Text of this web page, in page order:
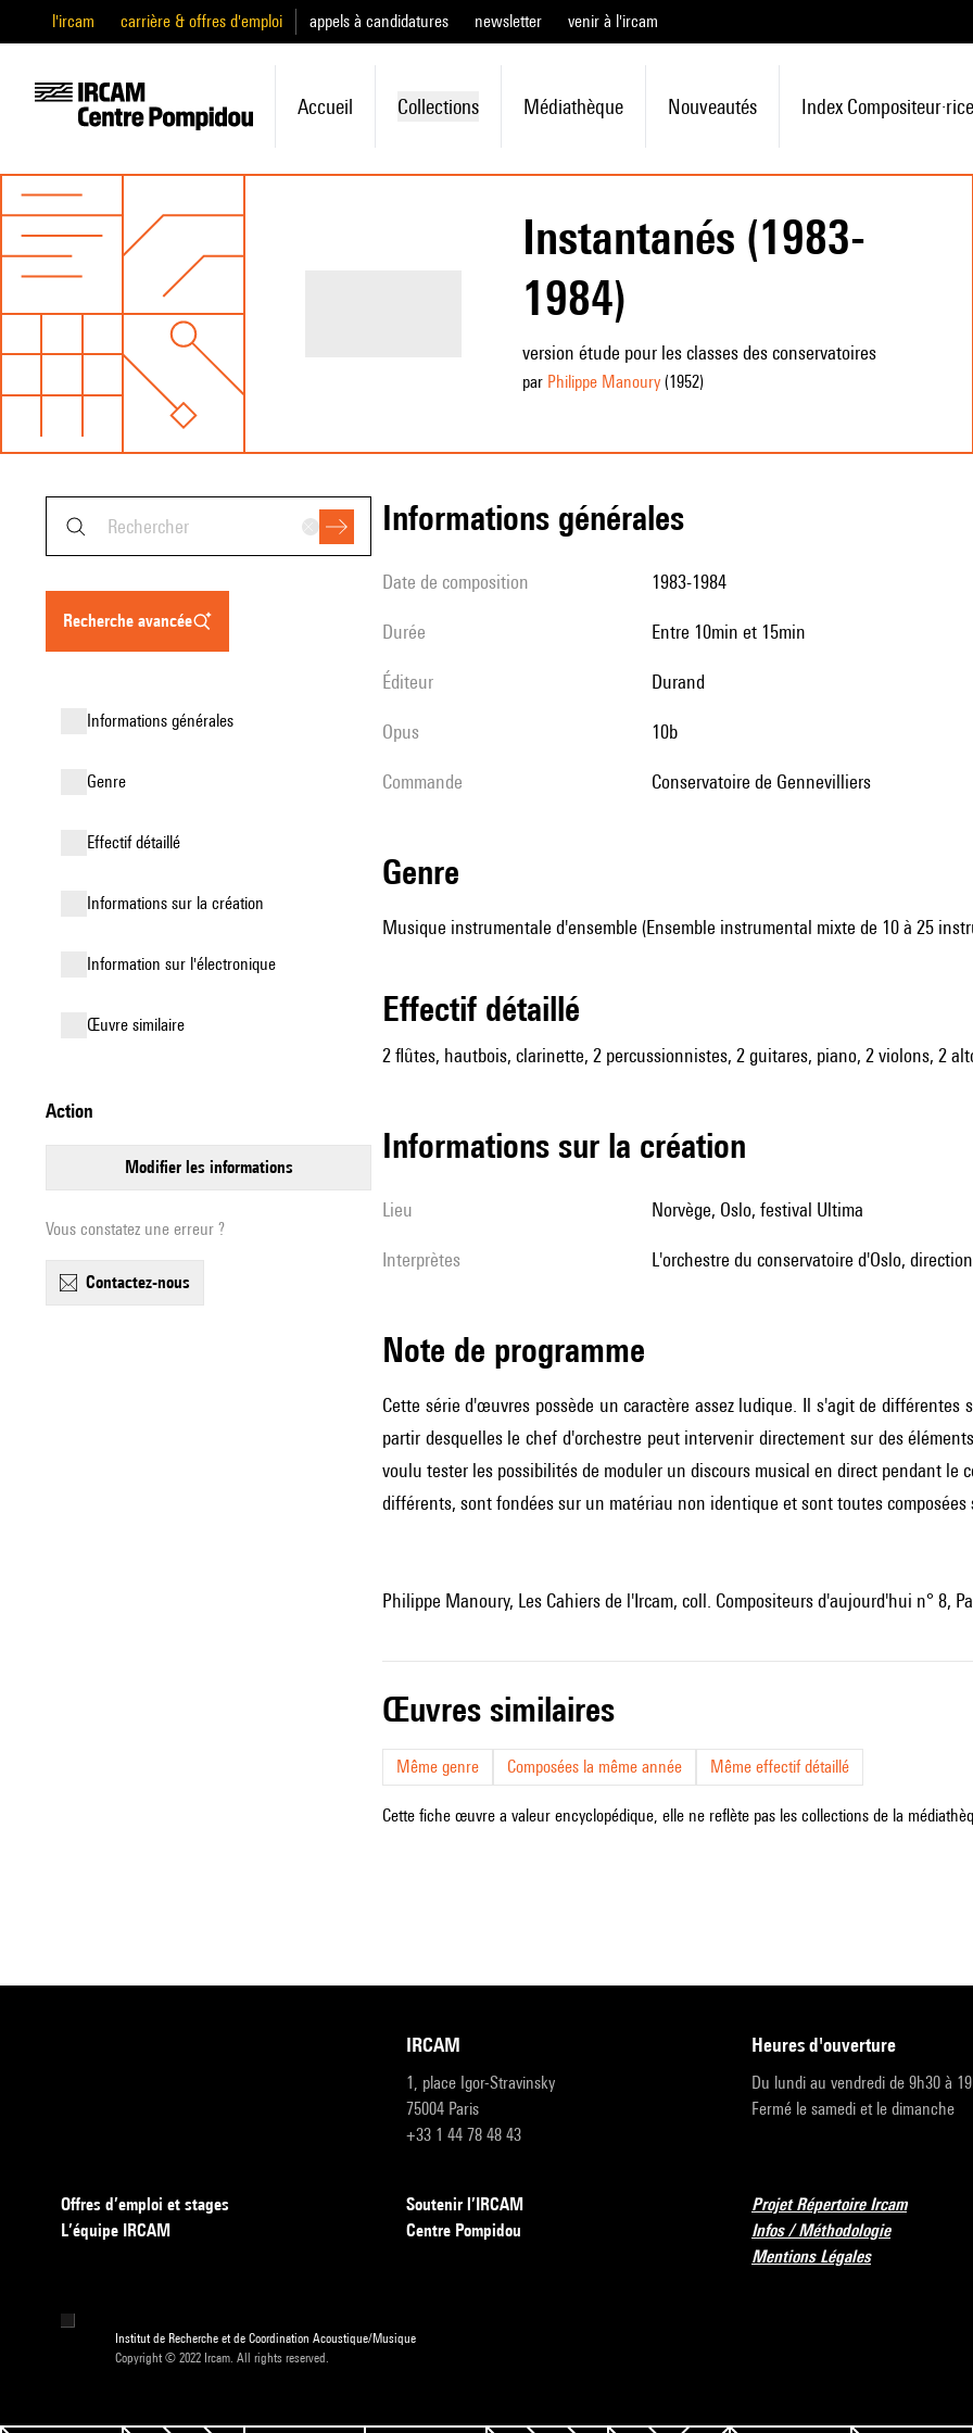
l'ircam carrière & offres d'emploi appels à candidatures newsletter venir à l'ircam
Accueil Collections Médiathèque Nouveautés Index Compositeur·rice
Instantanés (1983-
1984)
version étude pour les classes des conservatoires
par Philippe Manoury(1952)
recherche avancée
informations générales
genre
effectif détaillé
informations sur la création
Information sur l'électronique
œuvre similaire
action
modifier les informations
Vous constatez une erreur ?
contactez-nous
informations générales
date de composition 1983-1984
durée entre 10min et 15min
éditeur Durand
Opus 10b
Commande conservatoire de Gennevilliers
genre
Musique instrumentale d'ensemble (Ensemble instrumental mixte de 10 à 25
effectif détaillé
2 flûtes, hautbois, clarinette, 2 percussionnistes, 2 guitares, piano, 2 violons, 2
informations sur la création
lieu Norvège, Oslo, festival Ultima
interprètes l'orchestre du conservatoire d'Oslo,
Note de programme
Cette série d'œuvres possède un caractère assez ludique. Il s'agit de
partir desquelles le chef d'orchestre peut intervenir directement sur des
voulu tester les possibilités de moduler un discours musical en direct pendant le
différents, sont fondées sur un matériau non identique et sont toutes composées
Philippe Manoury, Les Cahiers de l'Ircam, coll. Compositeurs d'aujourd'hui n° 8,
œuvres similaires
Même genre Composées la même année Même effectif détaillé
Cette fiche œuvre a valeur encyclopédique, elle ne reflète pas les collections de la
IRCAM
1, place Igor-Stravinsky
75004 Paris
+33 1 44 78 48 43
heures d'ouverture
Du lundi au vendredi de 9h30 à
Fermé le samedi et le dimanche
Offres d’emploi et stages
L’équipe IRCAM
Soutenir l’IRCAM
Centre Pompidou
Projet Répertoire Ircam
Infos / Méthodologie
Mentions Légales
Institut de Recherche et de Coordination Acoustique/Musique
Copyright © 2022 Ircam. All rights reserved.